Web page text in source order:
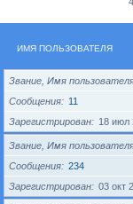
ИМЯ ПОЛЬЗОВАТЕЛЯ
Звание, Имя
Сообщения
11
Зарегистрирован
18 июл
Звание, Имя
Сообщения
234
Зарегистрирован
03 окт